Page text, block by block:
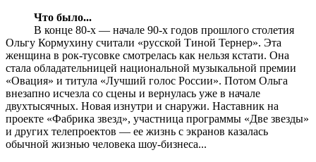
Что было...
В конце 80-х — начале 90-х годов прошлого столетия
Ольгу Кормухину считали «русской Тиной Тернер». Эта
женщина в рок-тусовке смотрелась как нельзя кстати. Она
стала обладательницей национальной музыкальной премии
«Овация» и титула «Лучший голос России». Потом Ольга
внезапно исчезла со сцены и вернулась уже в начале
двухтысячных. Новая изнутри и снаружи. Наставник на
проекте «Фабрика звезд», участница программы «Две звезды»
и других телепроектов — ее жизнь с экранов казалась
обычной жизнью человека шоу-бизнеса...